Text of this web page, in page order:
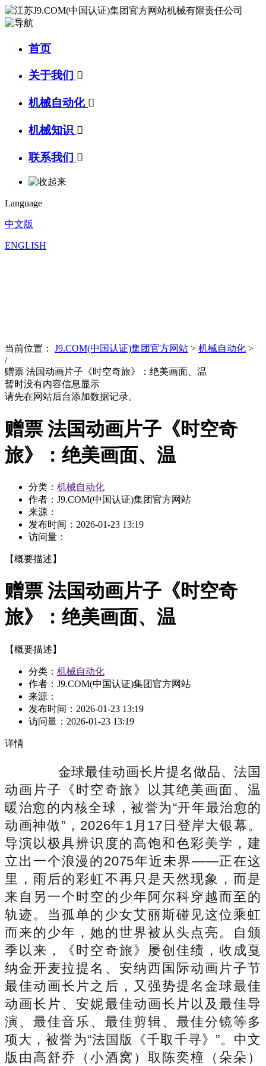
首页
关于我们 
机械自动化 
机械知识 
联系我们 
Language
中文版
ENGLISH
当前位置： J9.COM(中国认证)集团官方网站 > 机械自动化 >
/
赠票 法国动画片子《时空奇旅》：绝美画面、温
暂时没有内容信息显示
请先在网站后台添加数据记录。
赠票 法国动画片子《时空奇
旅》：绝美画面、温
分类： 机械自动化
作者：J9.COM(中国认证)集团官方网站
来源：
发布时间： 2026-01-23 13:19
访问量：
【概要描述】
赠票 法国动画片子《时空奇
旅》：绝美画面、温
【概要描述】
分类： 机械自动化
作者：J9.COM(中国认证)集团官方网站
来源：
发布时间： 2026-01-23 13:19
访问量： 2026-01-23 13:19
详情
金球最佳动画长片提名做品、法国
动画片子《时空奇旅》以其绝美画面、温
暖治愈的内核全球，被誉为“开年最治愈的
动画神做”，2026年1月17日登岸大银幕。
导演以极具辨识度的高饱和色彩美学，建
立出一个浪漫的2075年近未界——正在这
里，雨后的彩虹不再只是天然现象，而是
来自另一个时空的少年阿尔科穿越而至的
轨迹。当孤单的少女艾丽斯碰见这位乘虹
而来的少年，她的世界被从头点亮。自颁
季以来，《时空奇旅》屡创佳绩，收成戛
纳金开麦拉提名、安纳西国际动画片子节
最佳动画长片之后，又强势提名金球最佳
动画长片、安妮最佳动画长片以及最佳导
演、最佳音乐、最佳剪辑、最佳分镜等多
项大，被誉为“法国版《千取千寻》”。中文
版由高舒乔（小酒窝）取陈奕橦（朵朵）